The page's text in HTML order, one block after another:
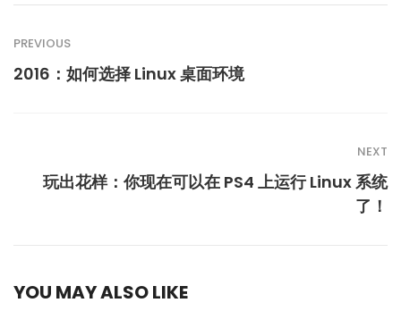
PREVIOUS
2016：如何选择 Linux 桌面环境
NEXT
玩出花样：你现在可以在 PS4 上运行 Linux 系统
了！
YOU MAY ALSO LIKE